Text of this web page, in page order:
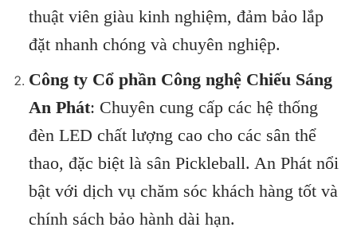
content
thuật viên giàu kinh nghiệm, đảm bảo lắp
đặt nhanh chóng và chuyên nghiệp.
Công ty Cổ phần Công nghệ Chiếu Sáng
An Phát: Chuyên cung cấp các hệ thống
đèn LED chất lượng cao cho các sân thể
thao, đặc biệt là sân Pickleball. An Phát nổi
bật với dịch vụ chăm sóc khách hàng tốt và
chính sách bảo hành dài hạn.